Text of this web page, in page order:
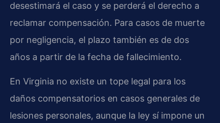
desestimará el caso y se perderá el derecho a
reclamar compensación. Para casos de muerte
por negligencia, el plazo también es de dos
años a partir de la fecha de fallecimiento.
En Virginia no existe un tope legal para los
daños compensatorios en casos generales de
lesiones personales, aunque la ley sí impone un